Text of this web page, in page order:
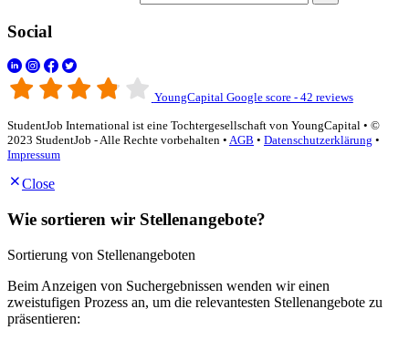
Social
YoungCapital Google score - 42 reviews
StudentJob International ist eine Tochtergesellschaft von YoungCapital • ©
2023 StudentJob - Alle Rechte vorbehalten • AGB • Datenschutzerklärung •
Impressum
Close
Wie sortieren wir Stellenangebote?
Sortierung von Stellenangeboten
Beim Anzeigen von Suchergebnissen wenden wir einen
zweistufigen Prozess an, um die relevantesten Stellenangebote zu
präsentieren: